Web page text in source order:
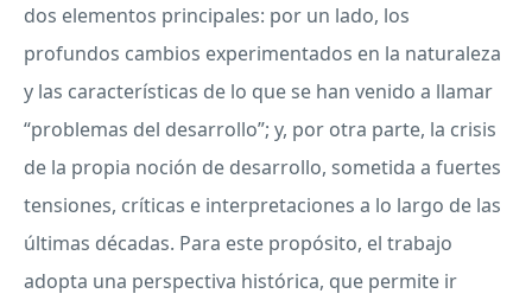
dos elementos principales: por un lado, los
profundos cambios experimentados en la naturaleza
y las características de lo que se han venido a llamar
“problemas del desarrollo”; y, por otra parte, la crisis
de la propia noción de desarrollo, sometida a fuertes
tensiones, críticas e interpretaciones a lo largo de las
últimas décadas. Para este propósito, el trabajo
adopta una perspectiva histórica, que permite ir